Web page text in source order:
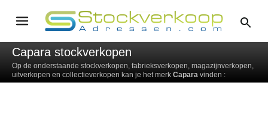
Capara stockverkopen
Op de onderstaande stockverkopen, fabrieksverkopen, magazijnverkopen,
uitverkopen en collectieverkopen kan je het merk Capara vinden :